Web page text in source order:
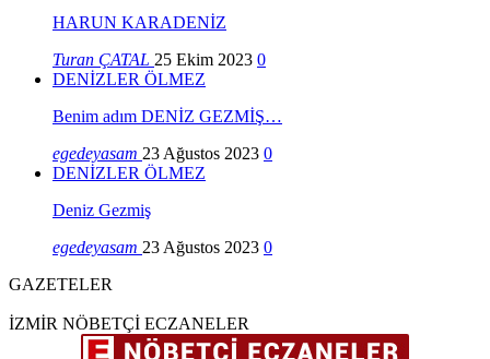
HARUN KARADENİZ
Turan ÇATAL 25 Ekim 2023 0
DENİZLER ÖLMEZ
Benim adım DENİZ GEZMİŞ…
egedeyasam 23 Ağustos 2023 0
DENİZLER ÖLMEZ
Deniz Gezmiş
egedeyasam 23 Ağustos 2023 0
GAZETELER
İZMİR NÖBETÇİ ECZANELER